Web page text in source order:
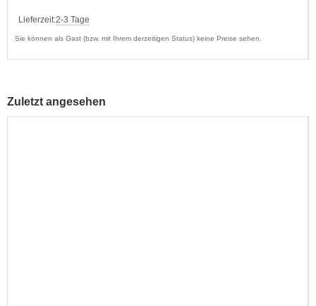
Lieferzeit:2-3 Tage
Sie können als Gast (bzw. mit Ihrem derzeitigen Status) keine Preise sehen.
Zuletzt angesehen